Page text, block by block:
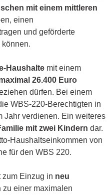
mit einem mittleren
einen
und geförderte
Haushalte mit einem
26.400 Euro
dürfen. Bei einem
WBS-220-Berechtigten in
Jahr verdienen. Ein weiteres
mit zwei Kindern dar.
Haushaltseinkommen von
für den WBS 220.
zum Einzug in neu
zu einer maximalen